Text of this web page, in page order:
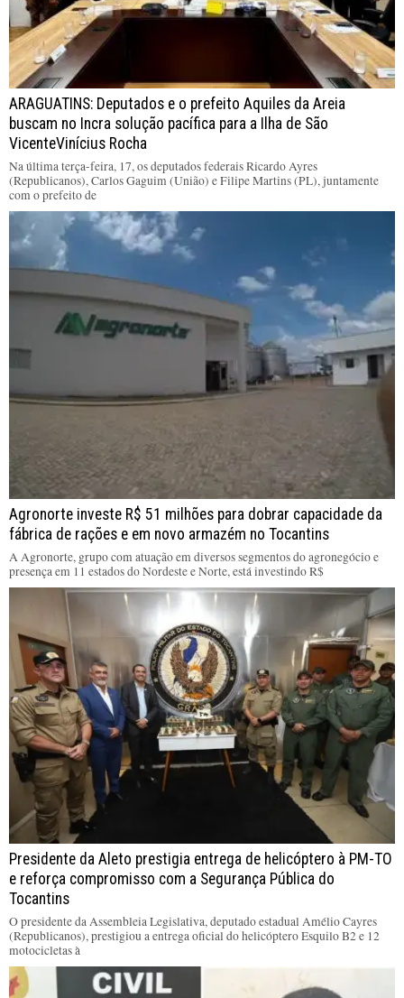
ARAGUATINS: Deputados e o prefeito Aquiles da Areia
buscam no Incra solução pacífica para a Ilha de São
VicenteVinícius Rocha
Na última terça-feira, 17, os deputados federais Ricardo Ayres
(Republicanos), Carlos Gaguim (União) e Filipe Martins (PL), juntamente
com o prefeito de
Agronorte investe R$ 51 milhões para dobrar capacidade da
fábrica de rações e em novo armazém no Tocantins
A Agronorte, grupo com atuação em diversos segmentos do agronegócio e
presença em 11 estados do Nordeste e Norte, está investindo R$
Presidente da Aleto prestigia entrega de helicóptero à PM-TO
e reforça compromisso com a Segurança Pública do
Tocantins
O presidente da Assembleia Legislativa, deputado estadual Amélio Cayres
(Republicanos), prestigiou a entrega oficial do helicóptero Esquilo B2 e 12
motocicletas à